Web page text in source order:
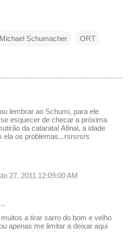
Michael Schumacher ORT
lembrar ao Schumi, para ele
esquecer de checar a próxima
da catarata! Afinal, a idade
ela os problemas...rsrsrsrs
27, 2011 12:09:00 AM
a tirar sarro do bom e velho
apenas me limitar a deixar aqui